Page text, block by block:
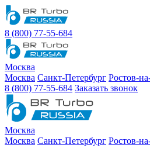
8 (800) 77-55-684
Москва
Москва Санкт-Петербург Ростов-
8 (800) 77-55-684 Заказать звонок
Москва
Москва Санкт-Петербург Ростов-